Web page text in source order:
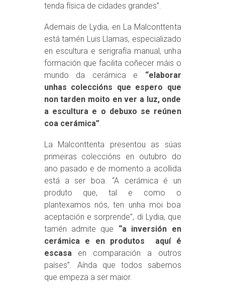
tenda física de cidades grandes”.
Ademais de Lydia, en La Malconttenta
está tamén Luis Llamas, especializado
en escultura e serigrafía manual, unha
formación que facilita coñecer máis o
mundo da cerámica e “elaborar
unhas coleccións que espero que
non tarden moito en ver a luz, onde
a escultura e o debuxo se reúnen
coa cerámica”.
La Malconttenta presentou as súas
primeiras coleccións en outubro do
ano pasado e de momento a acollida
está a ser boa. “A cerámica é un
produto que, tal e como o
plantexamos nós, ten unha moi boa
aceptación e sorprende”, di Lydia, que
tamén admite que “a inversión en
cerámica e en produtos aquí é
escasa en comparación a outros
países”. Aínda que todos sabemos
que empeza a ser maior.